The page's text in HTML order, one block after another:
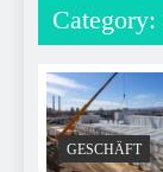
Category:
GESCHÄFT